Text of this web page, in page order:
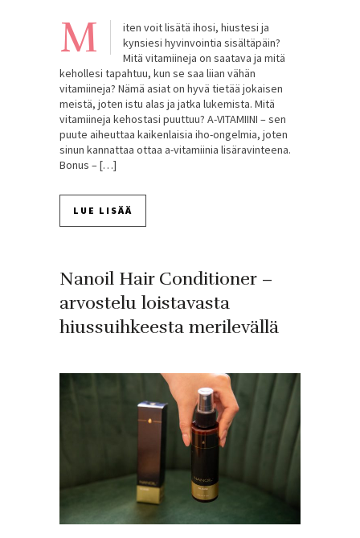
M
iten voit lisätä ihosi, hiustesi ja
kynsiesi hyvinvointia sisältäpäin?
Mitä vitamiineja on saatava ja mitä
kehollesi tapahtuu, kun se saa liian vähän
vitamiineja? Nämä asiat on hyvä tietää jokaisen
meistä, joten istu alas ja jatka lukemista. Mitä
vitamiineja kehostasi puuttuu? A-VITAMIINI – sen
puute aiheuttaa kaikenlaisia iho-ongelmia, joten
sinun kannattaa ottaa a-vitamiinia lisäravinteena.
Bonus – […]
LUE LISÄÄ
Nanoil Hair Conditioner –
arvostelu loistavasta
hiussuihkeesta merilevällä